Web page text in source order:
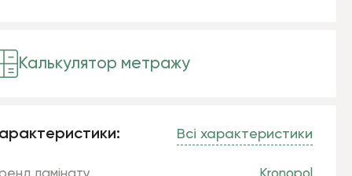
Калькулятор метражу
Всі характеристики